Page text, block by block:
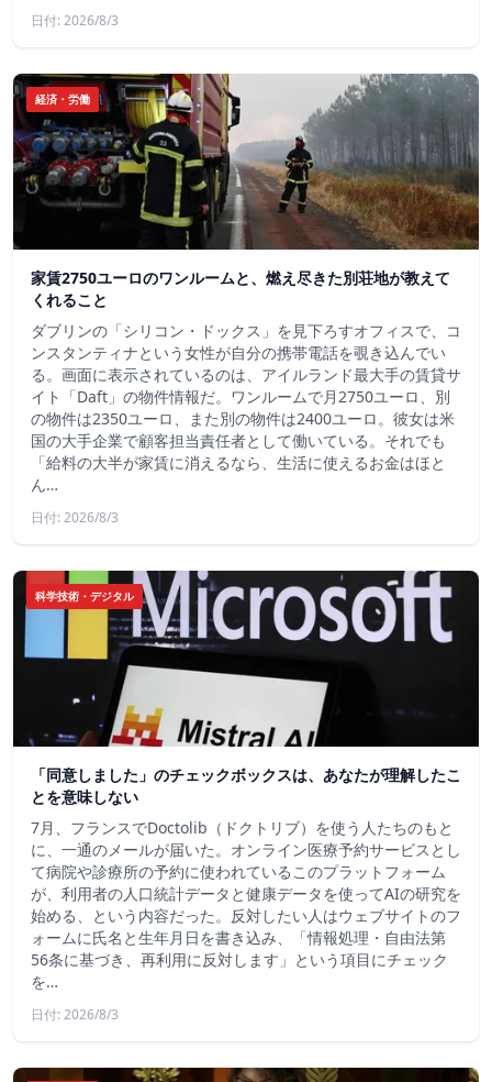
日付: 2026/8/3
経済・労働
家賃2750ユーロのワンルームと、燃え尽きた別荘地が教えて
くれること
ダブリンの「シリコン・ドックス」を見下ろすオフィスで、コ
ンスタンティナという女性が自分の携帯電話を覗き込んでい
る。画面に表示されているのは、アイルランド最大手の賃貸サ
イト「Daft」の物件情報だ。ワンルームで月2750ユーロ、別
の物件は2350ユーロ、また別の物件は2400ユーロ。彼女は米
国の大手企業で顧客担当責任者として働いている。それでも
「給料の大半が家賃に消えるなら、生活に使えるお金はほと
ん…
日付: 2026/8/3
科学技術・デジタル
「同意しました」のチェックボックスは、あなたが理解したこ
とを意味しない
7月、フランスでDoctolib（ドクトリブ）を使う人たちのもと
に、一通のメールが届いた。オンライン医療予約サービスとし
て病院や診療所の予約に使われているこのプラットフォーム
が、利用者の人口統計データと健康データを使ってAIの研究を
始める、という内容だった。反対したい人はウェブサイトのフ
ォームに氏名と生年月日を書き込み、「情報処理・自由法第
56条に基づき、再利用に反対します」という項目にチェック
を…
日付: 2026/8/3